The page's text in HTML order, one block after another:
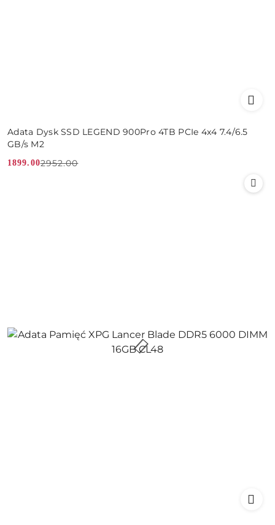
Adata Dysk SSD LEGEND 900Pro 4TB PCIe 4x4 7.4/6.5
GB/s M2
Cena
1899.00
Cena
2952.00